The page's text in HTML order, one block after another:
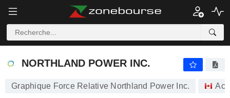
NORTHLAND POWER INC.
NORTHLAND POWER INC.
Graphique Force Relative Northland Power Inc.